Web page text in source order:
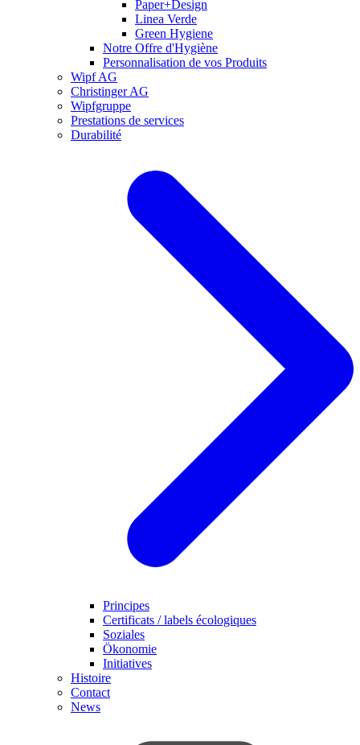
Paper+Design
Linea Verde
Green Hygiene
Notre Offre d'Hygiène
Personnalisation de vos Produits
Wipf AG
Christinger AG
Wipfgruppe
Prestations de services
Durabilité
Principes
Certificats / labels écologiques
Soziales
Ökonomie
Initiatives
Histoire
Contact
News